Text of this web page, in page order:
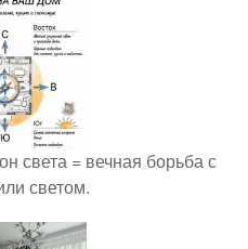
света = вечная борьба с
светом.